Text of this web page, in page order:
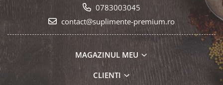
0783003045
contact@suplimente-premium.ro
MAGAZINUL MEU
CLIENTI